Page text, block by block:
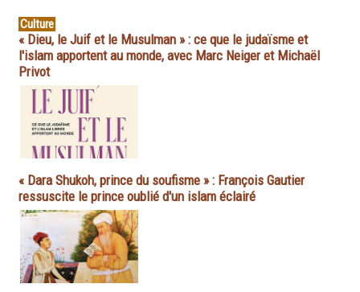
Culture
« Dieu, le Juif et le Musulman » : ce que le judaïsme et
l'islam apportent au monde, avec Marc Neiger et Michaël
Privot
« Dara Shukoh, prince du soufisme » : François Gautier
ressuscite le prince oublié d'un islam éclairé